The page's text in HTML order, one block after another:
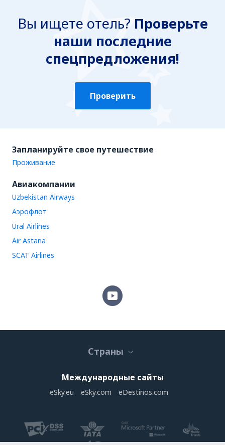
Вы ищете отель? Проверьте
наши последние
спецпредложения!
Проверить
Запланируйте свое путешествие
Проживание
Авиакомпании
Uzbekistan Airways
Аэрофлот
Ural Airlines
Air Astana
SCAT Airlines
Страны
Международные сайты
eSky.eu eSky.com eDestinos.com